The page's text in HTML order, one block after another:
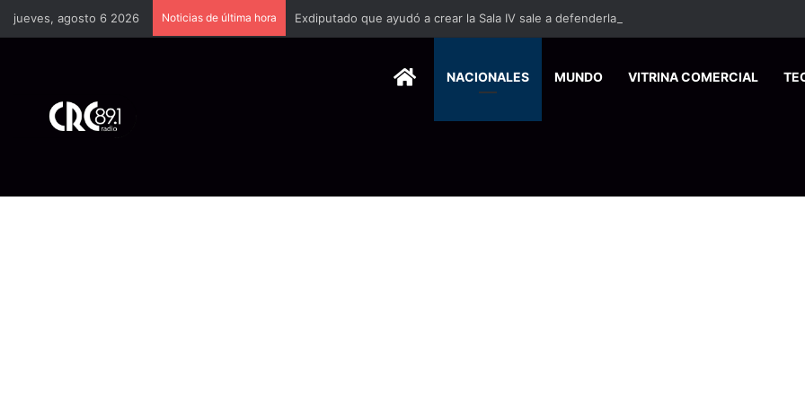
jueves, agosto 6 2026 Noticias de última hora
HOMENACIONALES MUNDO VITRINA COMERCIAL